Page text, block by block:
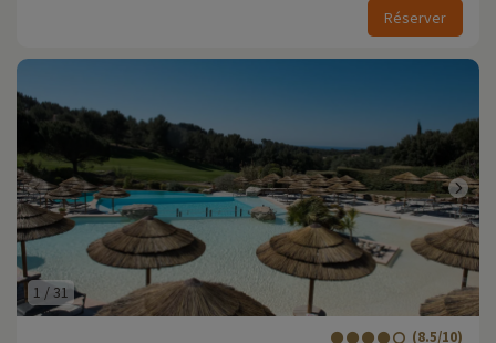
Réserver
1 /31
(8.5/10)